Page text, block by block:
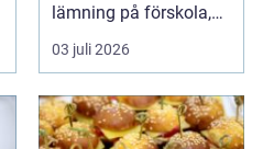
lämning på förskola,
utflykter och storh...
03 juli 2026